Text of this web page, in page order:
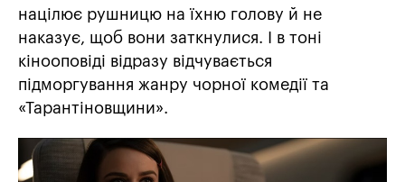
націлює рушницю на їхню голову й не
наказує, щоб вони заткнулися. І в тоні
кінооповіді відразу відчувається
підморгування жанру чорної комедії та
«Тарантіновщини».